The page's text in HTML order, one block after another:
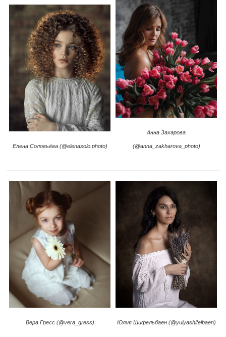
Елена Соловьёва (@elenasolo.photo)
Анна Захарова
(@anna_zakharova_photo)
Вера Гресс (@vera_gress) Юлия Шифельбаен (@yulyashifelbaen)